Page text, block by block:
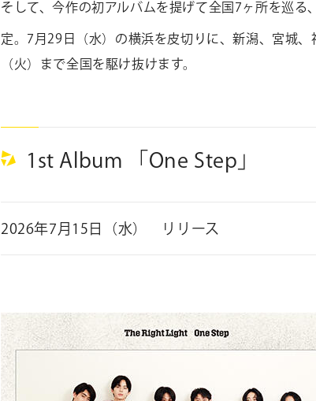
そして、今作の初アルバムを提げて全国 7ヶ所を巡る、
定。 7 月 29 日（水）の横浜を皮切りに、新潟、宮城、
（火）まで全国を駆け抜けます。
1st Album 「One Step」
2026年7月15日（水） リリース